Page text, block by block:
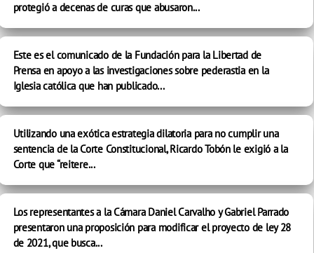
protegió a decenas de curas que abusaron...
Este es el comunicado de la Fundación para la Libertad de
Prensa en apoyo a las investigaciones sobre pederastia en la
Iglesia católica que han publicado...
Utilizando una exótica estrategia dilatoria para no cumplir una
sentencia de la Corte Constitucional, Ricardo Tobón le exigió a la
Corte que “reitere...
Los representantes a la Cámara Daniel Carvalho y Gabriel Parrado
presentaron una proposición para modificar el proyecto de ley 28
de 2021, que busca...